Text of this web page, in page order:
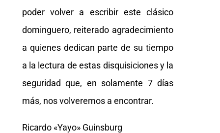
poder volver a escribir este clásico
dominguero, reiterado agradecimiento
a quienes dedican parte de su tiempo
a la lectura de estas disquisiciones y la
seguridad que, en solamente 7 días
más, nos volveremos a encontrar.
Ricardo «Yayo» Guinsburg